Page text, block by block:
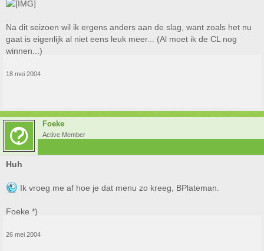
Na dit seizoen wil ik ergens anders aan de slag, want zoals het nu
gaat is eigenlijk al niet eens leuk meer... (Al moet ik de CL nog
winnen...)
18 mei 2004
Foeke
Active Member
Huh
Ik vroeg me af hoe je dat menu zo kreeg, BPlateman.
Foeke *)
26 mei 2004